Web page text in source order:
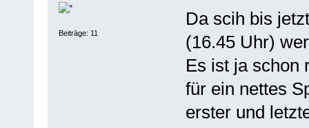
Beiträge: 11
Da scih bis
(16.45 Uhr)
Es ist ja schon
für ein nettes
erster und